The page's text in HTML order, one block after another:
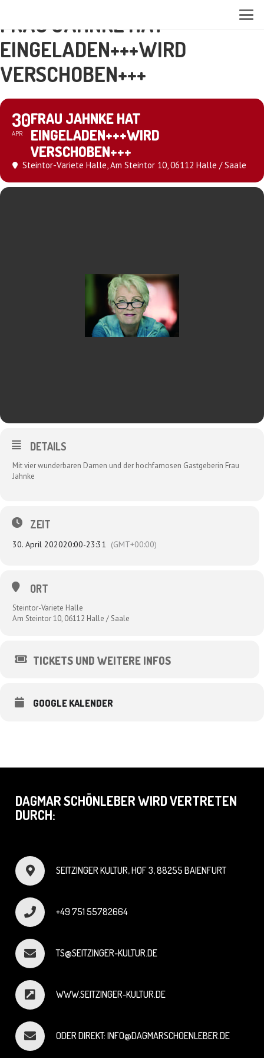
FRAU JAHNKE HAT
EINGELADEN+++WIRD
VERSCHOBEN+++
30
APR
FRAU JAHNKE HAT
EINGELADEN+++WIRD
VERSCHOBEN+++
Steintor-Variete Halle, Am Steintor 10, 06112 Halle / Saale
DETAILS
Mit vier wunderbaren Damen und der hochfamosen Gastgeberin Frau
Jahnke
ZEIT
30. April 202020:00-23:31 (GMT+00:00)
ORT
Steintor-Variete Halle
Am Steintor 10, 06112 Halle / Saale
TICKETS UND WEITERE INFOS
GOOGLE KALENDER
DAGMAR SCHÖNLEBER WIRD VERTRETEN
DURCH:
SEITZINGER KULTUR, HOF 3, 88255 BAIENFURT
+49 751 55782664
TS@SEITZINGER-KULTUR.DE
WWW.SEITZINGER-KULTUR.DE
ODER DIREKT: INFO@DAGMARSCHOENLEBER.DE